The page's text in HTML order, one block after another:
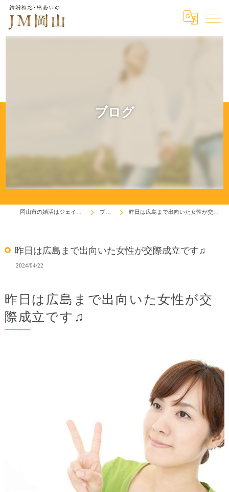
ブログ
ブログ 昨日は広島まで出向いた女性が交際成立です♫
昨日は広島まで出向いた女性が交際成立です♫
2024/04/22
昨日は広島まで出向いた女性が交
際成立です♫